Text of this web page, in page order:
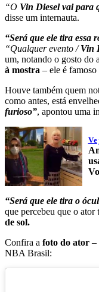
“O Vin Diesel vai para
disse um internauta.
“Será que ele tira essa
“Qualquer evento /Vin
um, notando o gosto do
à mostra – ele é
Houve também quem
como antes, está
furioso”, apontou uma
“Será que ele tira o
que percebeu que o ator
de sol.
Confira a foto do ator –
NBA Brasil: